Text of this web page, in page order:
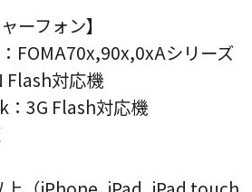
ーフォン】
FOMA70x,90x,0xAシリーズ
Flash対応機
：3G Flash対応機